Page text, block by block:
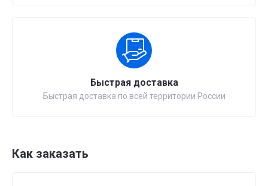
Быстрая доставка
Быстрая доставка по всей территории России
Как заказать